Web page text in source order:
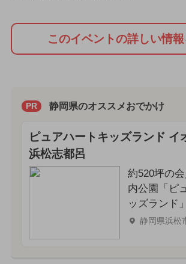
このイベントの詳しい情
PR 静岡県のオススメおでかけ
ピュアハートキッズランド イ
浜松志都呂
約520坪の
内公園「ピ
ッズランド」
静岡県浜松